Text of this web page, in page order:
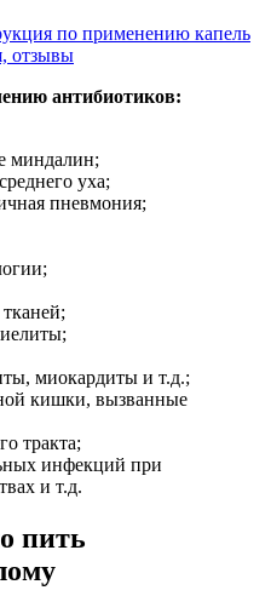
по применению капель
отзывы
антибиотиков:
миндалин;
уха;
пневмония;
миокардиты и т.д.;
кишки, вызванные
тракта;
инфекций при
и т.д.
пить